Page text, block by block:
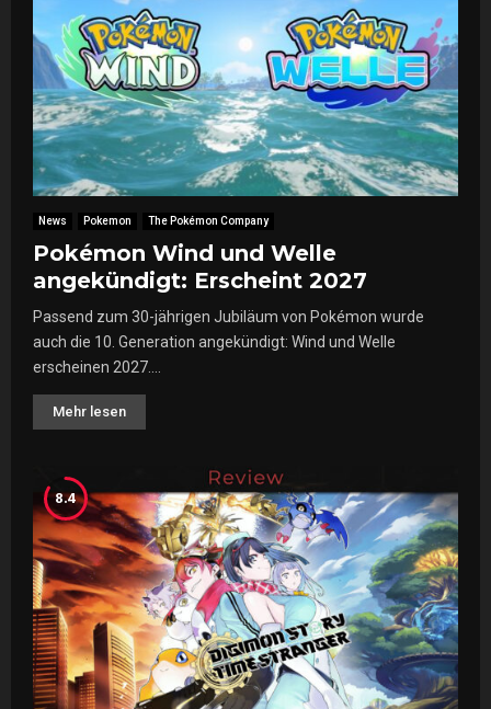
News Pokemon The Pokémon Company
Pokémon Wind und Welle
angekündigt: Erscheint 2027
Passend zum 30-jährigen Jubiläum von Pokémon wurde
auch die 10. Generation angekündigt: Wind und Welle
erscheinen 2027....
Mehr lesen
8.4